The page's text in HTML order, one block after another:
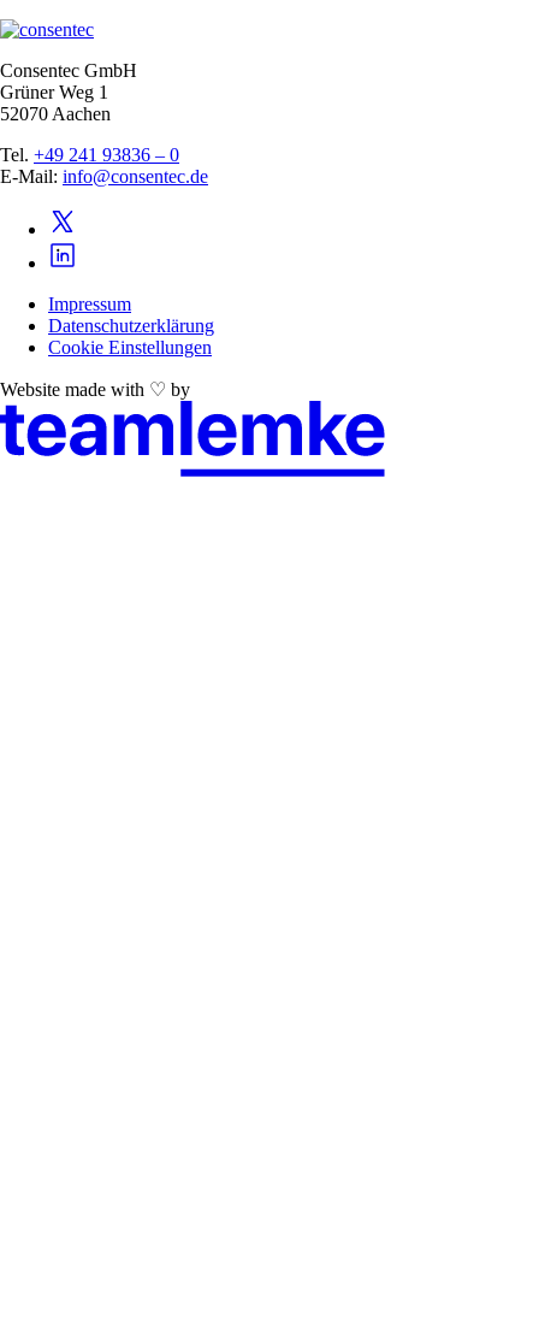
Consentec GmbH
Grüner Weg 1
52070 Aachen
Tel. +49 241 93836 – 0
E-Mail: info@consentec.de
Impressum
Datenschutzerklärung
Cookie Einstellungen
Website made with ♡ by